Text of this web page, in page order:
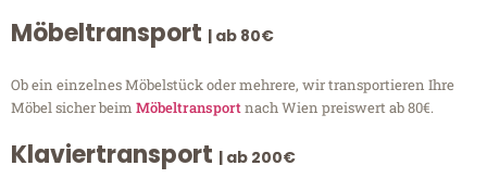
Möbeltransport | ab 80€
Ob ein einzelnes Möbelstück oder mehrere, wir transportieren Ihre
Möbel sicher beim Möbeltransportnach Wien preiswert ab 80€.
Klaviertransport | ab 200€